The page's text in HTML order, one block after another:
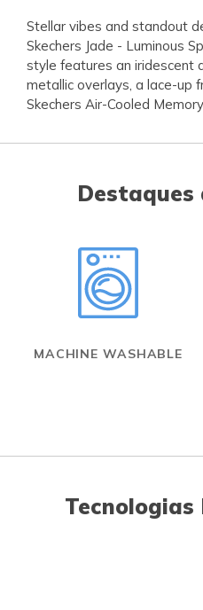
Stellar vibes and standout
Skechers Jade - Luminous
style features an iridescent
metallic overlays, a lace-up
Skechers Air-Cooled
MACHINE WASHABLE